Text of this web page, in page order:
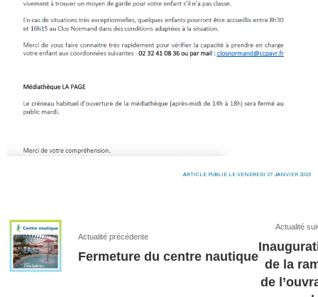
ARTICLE PUBLIÉ LE VENDREDI 27 JANVIER 2023
Actualité précédente
Fermeture du centre nautique
Actualité
de la
de